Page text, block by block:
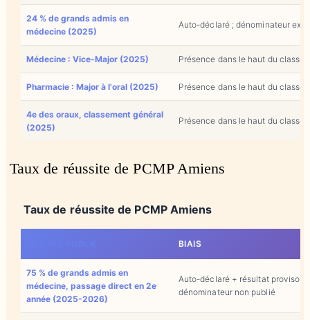
24 % de grands admis en
médecine (2025)
Auto-déclaré ; dénominateur
Médecine : Vice-Major (2025) Présence dans le haut du
Pharmacie : Major à l'oral (2025) Présence dans le haut du
4e des oraux, classement général
(2025)
Présence dans le haut du
Taux de réussite de PCMP Amiens
Taux de réussite de PCMP Amiens
BIAIS
75 % de grands admis en
médecine, passage direct en 2e
année (2025-2026)
Auto-déclaré + résultat
dénominateur non publié